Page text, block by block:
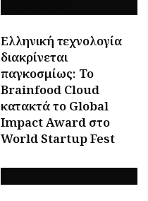
Ελληνική τεχνολογία
διακρίνεται
παγκοσμίως: Το
Brainfood Cloud
κατακτά το Global
Impact Award στο
World Startup Fest